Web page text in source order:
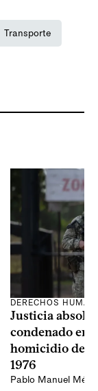
Transporte
DERECHOS
Justicia
condenado en
homicidio de
1976
Pablo Manuel